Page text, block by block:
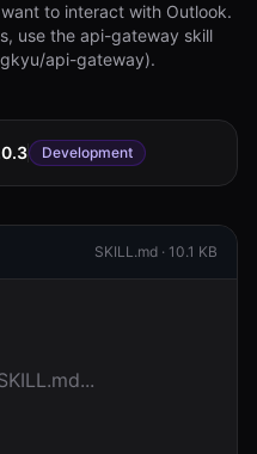
to interact with Outlook.
use the api-gateway skill
api-gateway).
Development
SKILL.md · 10.1 KB